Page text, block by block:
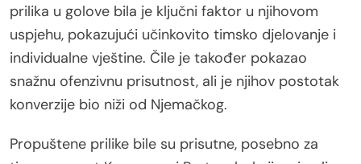
prilika u golove bila je ključni faktor u njihovom
uspjehu, pokazujući učinkovito timsko djelovanje i
individualne vještine. Čile je također pokazao
snažnu ofenzivnu prisutnost, ali je njihov postotak
konverzije bio niži od Njemačkog.
Propuštene prilike bile su prisutne, posebno za